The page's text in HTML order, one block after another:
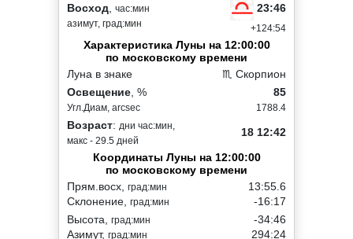
Восход час:мин
азимут, град:мин
23:46
+124:54
Характеристика Луны на 12:00:00
по московскому времени
Луна в знаке
♏ Скорпион
Освещение , %
Угл.Диам, arcsec
85
1788.4
Возраст: дни час:мин,
макс - 29.5 дней
18 12:42
Координаты Луны на 12:00:00
по московскому времени
Прям.восх, град:мин
Склонение, град:мин
13:55.6
-16:17
Высота, град:мин
Азимут, град:мин
-34:46
294:24